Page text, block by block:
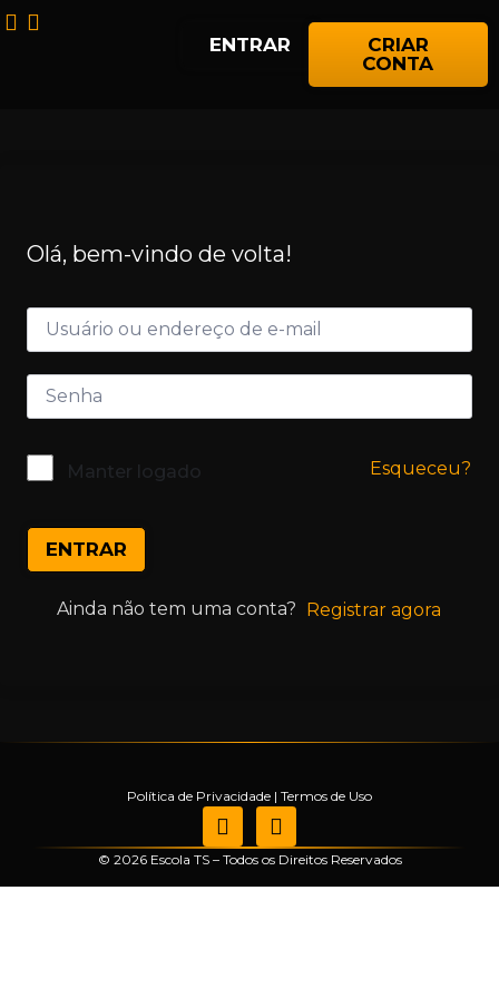
ENTRAR
CRIAR
CONTA
Olá, bem-vindo de volta!
Manter logado Esqueceu?
ENTRAR
Ainda não tem uma conta? Registrar agora
Política de Privacidade | Termos de Uso
© 2026 Escola TS – Todos os Direitos Reservados